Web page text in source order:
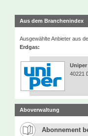
Aus dem Branchenindex
Ausgewählte Anbieter aus
Erdgas:
Uniper
40221
Aboverwaltung
Abonnement